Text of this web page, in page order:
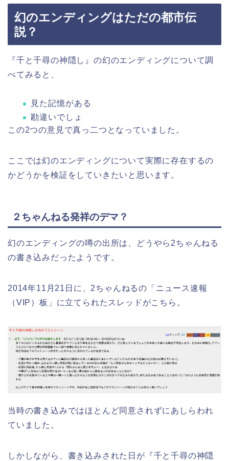
幻のエンディングはただの都市伝
説？
『千と千尋の神隠し』の幻のエンディングについて調
べてみると、
見た記憶がある
勘違いでしょ
この2つの意見で真っ二つとなっていました。
ここでは幻のエンディングについて実際に存在するの
かどうかを検証をしていきたいと思います。
２ちゃんねる発祥のデマ？
幻のエンディングの噂の出所は、どうやら2ちゃんねる
の書き込みだったようです。
2014年11月21日に、2ちゃんねるの「ニュース速報
（VIP）板」に立てられたスレッドがこちら。
当時の書き込みではほとんど同意されずにあしらわれ
ていました。
しかしながら、書き込みされた日が『千と千尋の神隠